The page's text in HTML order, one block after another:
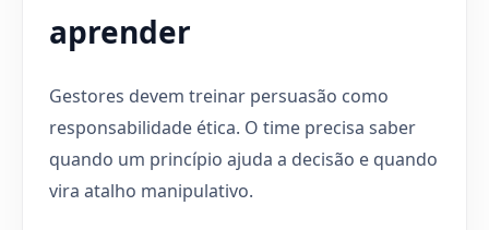
aprender
Gestores devem treinar persuasão como
responsabilidade ética. O time precisa saber
quando um princípio ajuda a decisão e quando
vira atalho manipulativo.